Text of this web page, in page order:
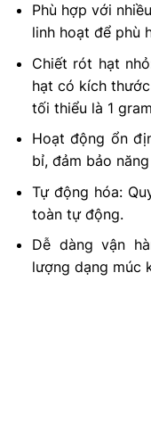
Phù hợp với
linh hoạt để phù
Chiết rót hạt
hạt có kích
tối thiểu là 1
Hoạt động ổn
bỉ, đảm bảo
Tự động hóa:
toàn tự động.
Dễ dàng vận
lượng dạng múc